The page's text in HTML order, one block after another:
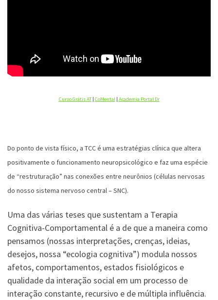
Curso Grátis AT| CoMental| Academia Portal Dr
Do ponto de vista físico, a TCC é uma estratégias clínica que altera
positivamente o funcionamento neuropsicológico e faz uma espécie
de “restruturação” nas conexões entre neurônios (células nervosas
do nosso sistema nervoso central – SNC).
Uma das várias teses que sustentam a Terapia
Cognitiva-Comportamental é a de que a maneira como
pensamos (nossas interpretações, crenças, ideias,
desejos, nossa “ecologia cognitiva”) modula nossos
afetos, comportamentos, estados fisiológicos e
qualidade da interação social em um processo de
interação constante, recursivo e de múltipla influência.